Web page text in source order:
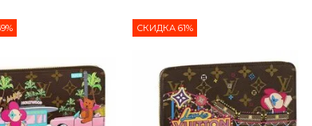
СКИДКА 61%